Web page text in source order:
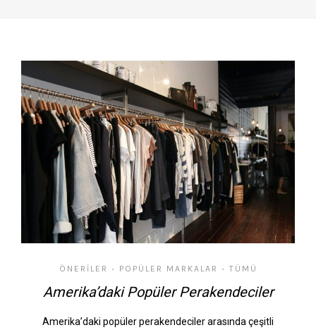
ÖNERILER • POPÜLER MARKALAR • TÜMÜ
Amerika’daki Popüler Perakendeciler
Amerika’daki popüler perakendeciler arasında çeşitli